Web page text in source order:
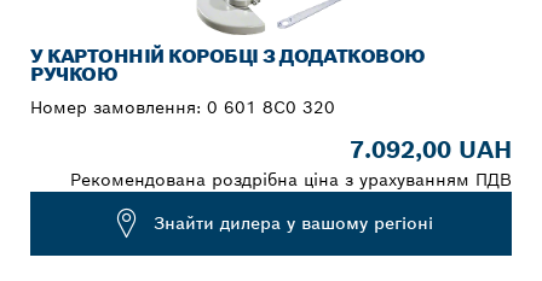
У КАРТОННІЙ КОРОБЦІ З ДОДАТКОВОЮ
РУЧКОЮ
Номер замовлення: 0 601 8C0 320
7.092,00 UAH
Рекомендована роздрібна ціна з урахуванням ПДВ
Знайти дилера у вашому регіоні